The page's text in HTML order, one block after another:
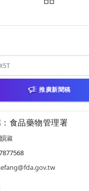
推廣新聞稿
食品藥物管理署
淑